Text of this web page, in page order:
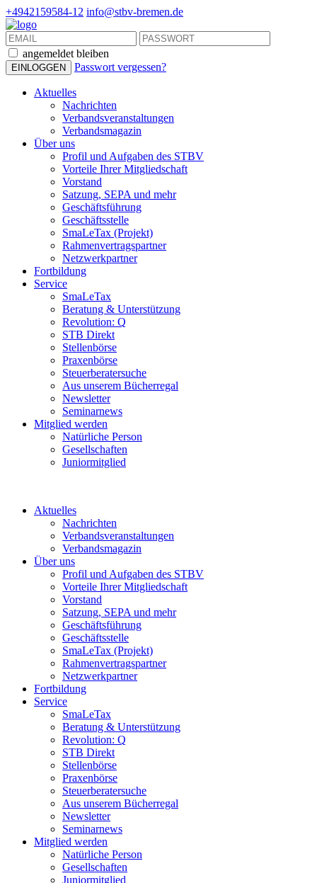
+4942159584-12 info@stbv-bremen.de
angemeldet bleiben
Passwort vergessen?
Aktuelles
Nachrichten
Verbandsveranstaltungen
Verbandsmagazin
Über uns
Profil und Aufgaben des STBV
Vorteile Ihrer Mitgliedschaft
Vorstand
Satzung, SEPA und mehr
Geschäftsführung
Geschäftsstelle
SmaLeTax (Projekt)
Rahmenvertragspartner
Netzwerkpartner
Fortbildung
Service
SmaLeTax
Beratung & Unterstützung
Revolution: Q
STB Direkt
Stellenbörse
Praxenbörse
Steuerberatersuche
Aus unserem Bücherregal
Newsletter
Seminarnews
Mitglied werden
Natürliche Person
Gesellschaften
Juniormitglied
Aktuelles
Nachrichten
Verbandsveranstaltungen
Verbandsmagazin
Über uns
Profil und Aufgaben des STBV
Vorteile Ihrer Mitgliedschaft
Vorstand
Satzung, SEPA und mehr
Geschäftsführung
Geschäftsstelle
SmaLeTax (Projekt)
Rahmenvertragspartner
Netzwerkpartner
Fortbildung
Service
SmaLeTax
Beratung & Unterstützung
Revolution: Q
STB Direkt
Stellenbörse
Praxenbörse
Steuerberatersuche
Aus unserem Bücherregal
Newsletter
Seminarnews
Mitglied werden
Natürliche Person
Gesellschaften
Juniormitglied